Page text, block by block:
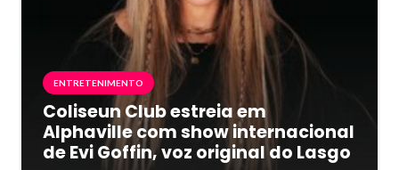
ENTRETENIMENTO
Coliseun Club estreia em
Alphaville com show internacional
de Evi Goffin, voz original do Lasgo